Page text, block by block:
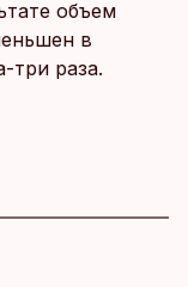
объем
в
три раза.